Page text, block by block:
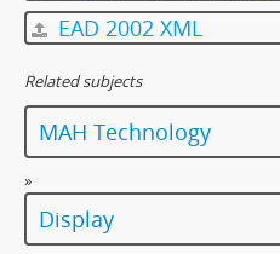
EAD 2002 XML
Related subjects
MAH Technology
»
Display